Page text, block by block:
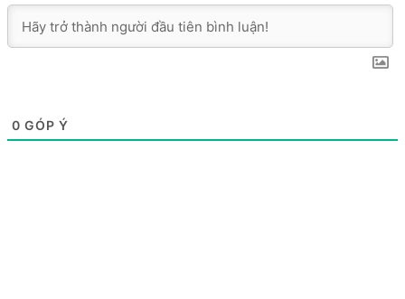
0 GÓP Ý